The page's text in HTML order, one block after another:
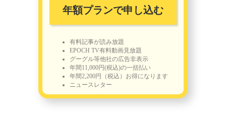
年額プランで申し込む
有料記事が読み放題
EPOCH TV有料動画見放題
グーグル等他社の広告非表示
年間11,000円(税込)の一括払い
年間2,200円（税込）お得になります
ニュースレター